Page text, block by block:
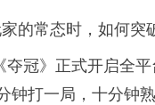
的常态时，如何
冠》正式开启全
钟打一局，十分钟